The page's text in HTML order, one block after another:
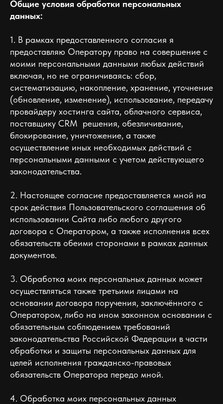
Общие условия обработки персональных
данных:
1. В рамках предоставленного согласия я
предоставляю Оператору право на совершение с
моими персональными данными любых действий
включая, но не ограничиваясь: сбор,
систематизацию, накопление, хранение, уточнение
(обновление, изменение), использование, передачу
провайдеру хостинга сайта, облачного сервиса,
поставщику CRM решения, обезличивание,
блокирование, уничтожение, а также
осуществление иных необходимых действий с
персональными данными с учетом действующего
законодательства.
2. Настоящее согласие предоставляется мной на
срок действия Пользовательского соглашения об
использовании Сайта либо любого другого
договора с Оператором, а также исполнения всех
обязательств обеими сторонами в рамках данных
документов.
3. Обработка моих персональных данных может
осуществляться также третьими лицами на
основании договора поручения, заключённого с
Оператором, либо на ином законном основании с
обязательным соблюдением требований
законодательства Российской Федерации в части
обработки и защиты персональных данных для
целей исполнения гражданско-правовых
обязательств Оператора передо мной.
4. Обработка моих персональных данных